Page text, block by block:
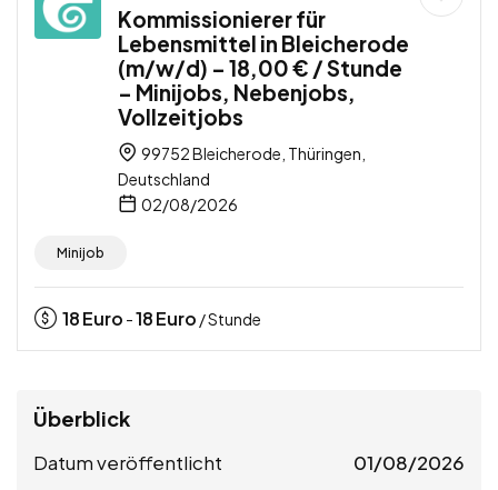
Kommissionierer für
Lebensmittel in Bleicherode
(m/w/d) – 18,00 € / Stunde
– Minijobs, Nebenjobs,
Vollzeitjobs
99752 Bleicherode, Thüringen,
Deutschland
02/08/2026
Minijob
18Euro -18Euro / Stunde
Überblick
Datum veröffentlicht 01/08/2026